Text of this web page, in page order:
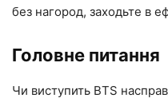
без нагород, заходьте в
Головне питання
Чи виступить BTS